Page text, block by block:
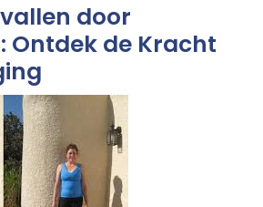
door
Ontdek de Kracht